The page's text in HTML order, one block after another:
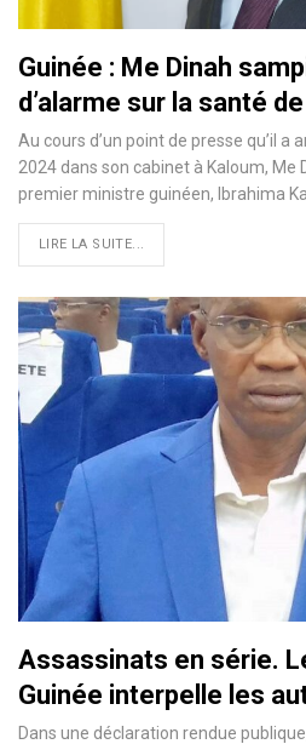
Guinée : Me Dinah
d’alarme sur la santé
Au cours d’un point de presse qu’il a
2024 dans son cabinet à Kaloum, Me
premier ministre guinéen, Ibrahima
LIRE LA SUITE...
Assassinats en série.
Guinée interpelle les
Dans une déclaration rendue